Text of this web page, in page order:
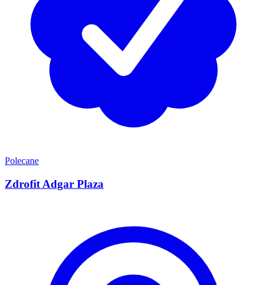
Polecane
Zdrofit Adgar Plaza